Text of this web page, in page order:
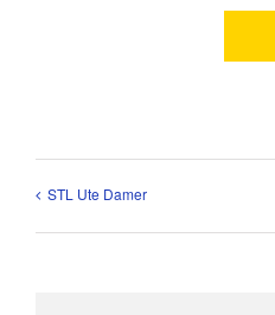
STL Ute Damer